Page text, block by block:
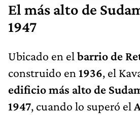
El más alto de
1947
Ubicado en el barrio de
construido en 1936, el
edificio más alto de
1947, cuando lo superó el